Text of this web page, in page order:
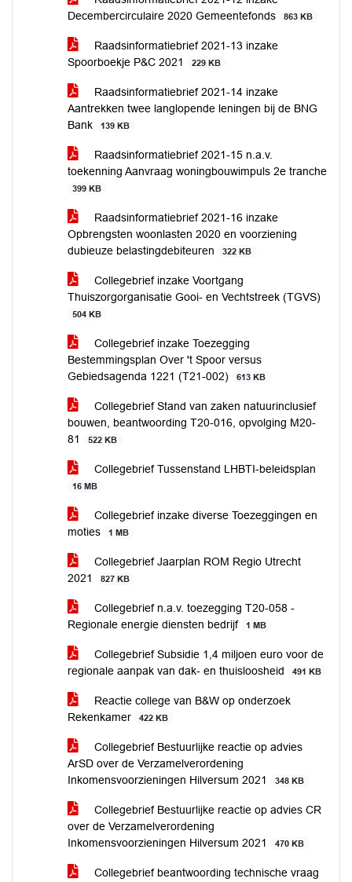
Decembercirculaire 2020 Gemeentefonds
863 KB
Raadsinformatiebrief 2021-13 inzake
Spoorboekje P&C 2021
229 KB
Raadsinformatiebrief 2021-14 inzake
Aantrekken twee langlopende leningen bij de BNG
Bank
139 KB
Raadsinformatiebrief 2021-15 n.a.v.
toekenning Aanvraag woningbouwimpuls 2e tranche
399 KB
Raadsinformatiebrief 2021-16 inzake
Opbrengsten woonlasten 2020 en voorziening
dubieuze belastingdebiteuren
322 KB
Collegebrief inzake Voortgang
Thuiszorgorganisatie Gooi- en Vechtstreek (TGVS)
504 KB
Collegebrief inzake Toezegging
Bestemmingsplan Over 't Spoor versus
Gebiedsagenda 1221 (T21-002)
613 KB
Collegebrief Stand van zaken natuurinclusief
bouwen, beantwoording T20-016, opvolging M20-
81
522 KB
Collegebrief Tussenstand LHBTI-beleidsplan
16 MB
Collegebrief inzake diverse Toezeggingen en
moties
1 MB
Collegebrief Jaarplan ROM Regio Utrecht
2021
827 KB
Collegebrief n.a.v. toezegging T20-058 -
Regionale energie diensten bedrijf
1 MB
Collegebrief Subsidie 1,4 miljoen euro voor de
regionale aanpak van dak- en thuisloosheid
491 KB
Reactie college van B&W op onderzoek
Rekenkamer
422 KB
Collegebrief Bestuurlijke reactie op advies
ArSD over de Verzamelverordening
Inkomensvoorzieningen Hilversum 2021
348 KB
Collegebrief Bestuurlijke reactie op advies CR
over de Verzamelverordening
Inkomensvoorzieningen Hilversum 2021
470 KB
Collegebrief beantwoording technische vraag